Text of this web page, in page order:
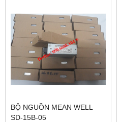
BỘ NGUỒN MEAN WELL
SD-15B-05